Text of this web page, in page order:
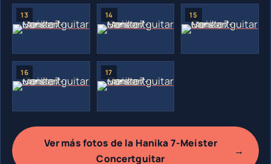
Ver más fotos de la Hanika 7-Meister
Concertguitar
→